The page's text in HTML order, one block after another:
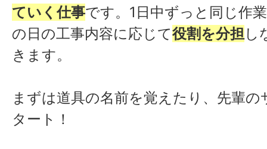
ていく仕事です。1日中ずっと同じ作
の日の工事内容に応じて役割を分担 し
きます。
まずは道具の名前を覚えたり、先輩
タート！